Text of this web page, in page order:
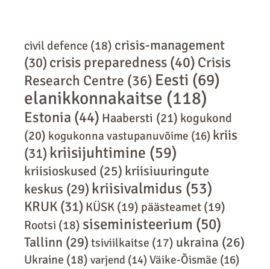
civil defence (18) crisis-management
(30) crisis preparedness (40) Crisis
Research Centre (36) Eesti (69)
elanikkonnakaitse (118)
Estonia (44) Haabersti (21) kogukond
(20) kogukonna vastupanuvõime (16) kriis
(31) kriisijuhtimine (59)
kriisioskused (25) kriisiuuringute
keskus (29) kriisivalmidus (53)
KRUK (31) KÜSK (19) päästeamet (19)
Rootsi (18) siseministeerium (50)
Tallinn (29) tsiviilkaitse (17) ukraina (26)
Ukraine (18) varjend (14) Väike-Õismäe (16)